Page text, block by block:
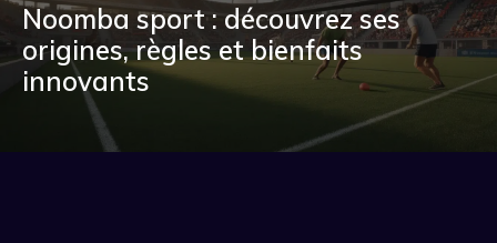
Noomba sport : découvrez ses
origines, règles et bienfaits
innovants